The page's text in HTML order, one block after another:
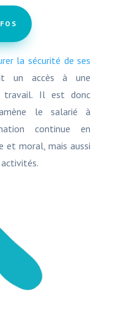
la sécurité de ses
un accès à une
travail. Il est donc
le salarié à
continue en
et moral, mais aussi